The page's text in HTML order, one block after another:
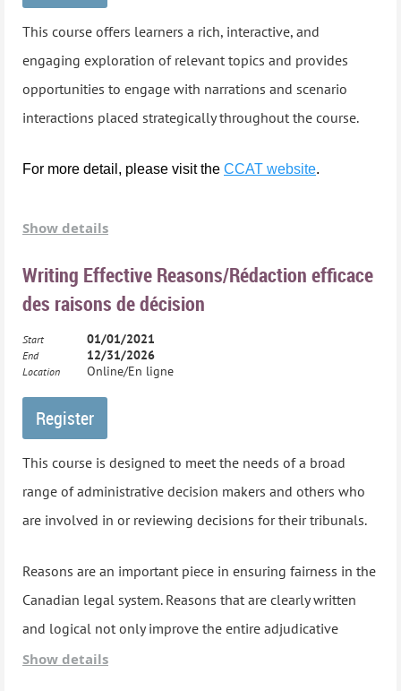
This course offers learners a rich, interactive, and
engaging exploration of relevant topics and provides
opportunities to engage with narrations and scenario
interactions placed strategically throughout the course.
For more detail, please visit the CCAT website.
This course was developed in partnership with the BC
Ce cours offre aux apprenants une exploration riche,
interactive et stimulante de sujets pertinents et fournit
des occasions de s’engager avec des récits et des
cours.
Pour plus de renseignements, veuillez visiter lesite web
du CTAC.
Show details
Writing Effective Reasons/Rédaction efficace
des raisons de décision
Start 01/01/2021
End 12/31/2026
Location Online/En ligne
This course is designed to meet the needs of a broad
range of administrative decision makers and others who
are involved in or reviewing decisions for their tribunals.
Reasons are an important piece in ensuring fairness in the
Canadian legal system. Reasons that are clearly written
and logical not only improve the entire adjudicative
process for participants but also assist those who did not
Show details